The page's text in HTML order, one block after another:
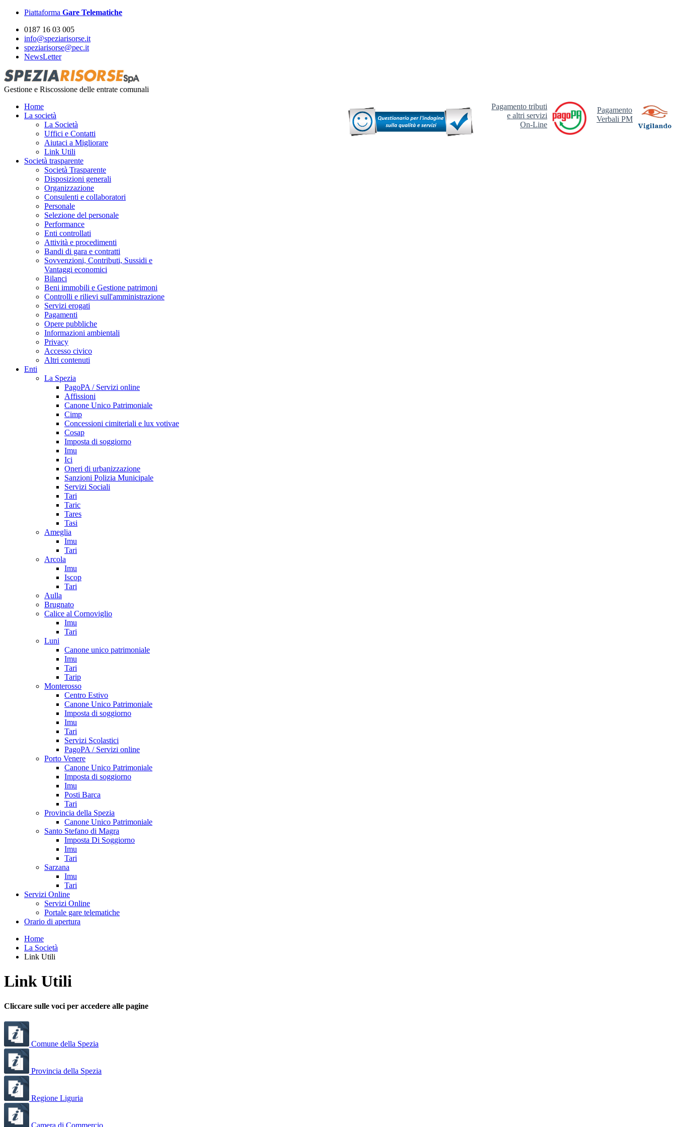
Piattaforma Gare Telematiche
0187 16 03 005
info@speziarisorse.it
speziarisorse@pec.it
NewsLetter
Gestione e Riscossione delle entrate comunali
Pagamento
Verbali PM
Pagamento tributi
e altri servizi
On-Line
Home
La società
La Società
Uffici e Contatti
Aiutaci a Migliorare
Link Utili
Società trasparente
Società Trasparente
Disposizioni generali
Organizzazione
Consulenti e collaboratori
Personale
Selezione del personale
Performance
Enti controllati
Attività e procedimenti
Bandi di gara e contratti
Sovvenzioni, Contributi, Sussidi e
Vantaggi economici
Bilanci
Beni immobili e Gestione patrimoni
Controlli e rilievi sull'amministrazione
Servizi erogati
Pagamenti
Opere pubbliche
Informazioni ambientali
Privacy
Accesso civico
Altri contenuti
Enti
La Spezia
PagoPA / Servizi online
Affissioni
Canone Unico Patrimoniale
Cimp
Concessioni cimiteriali e lux votivae
Cosap
Imposta di soggiorno
Imu
Ici
Oneri di urbanizzazione
Sanzioni Polizia Municipale
Servizi Sociali
Tari
Taric
Tares
Tasi
Ameglia
Imu
Tari
Arcola
Imu
Iscop
Tari
Aulla
Brugnato
Calice al Cornoviglio
Imu
Tari
Luni
Canone unico patrimoniale
Imu
Tari
Tarip
Monterosso
Centro Estivo
Canone Unico Patrimoniale
Imposta di soggiorno
Imu
Tari
Servizi Scolastici
PagoPA / Servizi online
Porto Venere
Canone Unico Patrimoniale
Imposta di soggiorno
Imu
Posti Barca
Tari
Provincia della Spezia
Canone Unico Patrimoniale
Santo Stefano di Magra
Imposta Di Soggiorno
Imu
Tari
Sarzana
Imu
Tari
Servizi Online
Servizi Online
Portale gare telematiche
Orario di apertura
Home
La Società
Link Utili
Link Utili
Cliccare sulle voci per accedere alle pagine
Comune della Spezia
Provincia della Spezia
Regione Liguria